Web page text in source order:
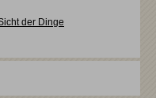
der Dinge